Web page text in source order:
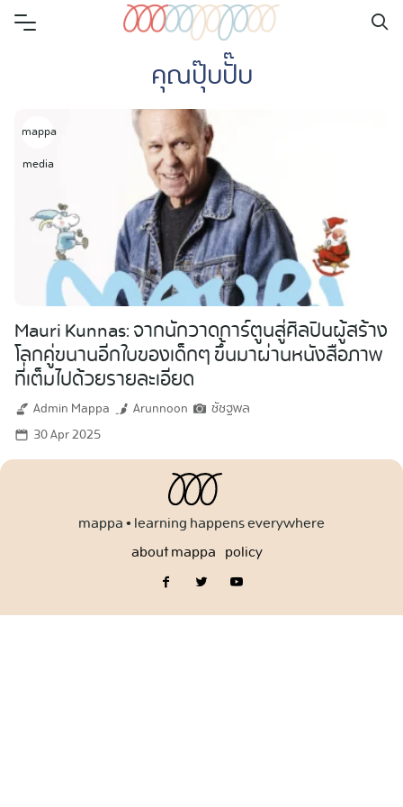
Skip
คุณปุ๊บปั๊บ
mappa
media
Mauri Kunnas: จากนักวาดการ์ตูนสู่ศิลปินผู้สร้าง
โลกคู่ขนานอีกใบของเด็กๆ ขึ้นมาผ่านหนังสือภาพ
ที่เต็มไปด้วยรายละเอียด
Admin Mappa Arunnoon
ชัชฐพล
30 Apr 2025
mappa • learning happens everywhere
about mappa policy